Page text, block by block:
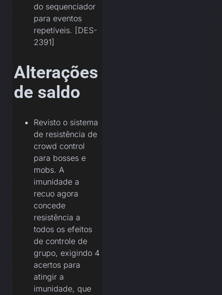
do sequenciador
para eventos
repetíveis. [DES-
2391]
Alterações
de saldo
Revisto o sistema
de resistência de
crowd control
para bosses e
mobs. A
imunidade a
recuo agora
concede
resistência a
todos os efeitos
de controle de
grupo, exigindo 4
acertos para
atingir a
imunidade, que